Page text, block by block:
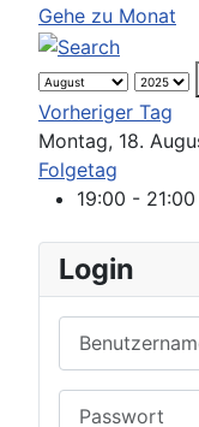
Gehe zu Monat
Vorheriger Tag
Montag, 18.
Folgetag
19:00 - 21:00
Login